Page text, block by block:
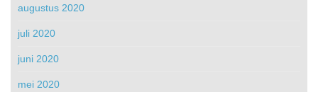
augustus 2020
juli 2020
juni 2020
mei 2020